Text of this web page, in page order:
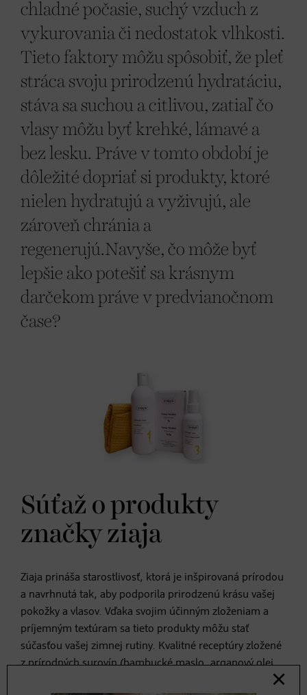
chladné počasie, suchý vzduch z
vykurovania či nedostatok vlhkosti.
Tieto faktory môžu spôsobiť, že pleť
stráca svoju prirodzenú hydratáciu,
stáva sa suchou a citlivou, zatiaľ čo
vlasy môžu byť krehké, lámavé a
bez lesku. Práve v tomto období je
dôležité dopriať si produkty, ktoré
nielen hydratujú a vyživujú, ale
zároveň chránia a
regenerujú.Navyše, čo môže byť
lepšie ako potešiť sa krásnym
darčekom práve v predvianočnom
čase?
Súťaž o produkty
značky ziaja
Ziaja prináša starostlivosť, ktorá je inšpirovaná prírodou
a navrhnutá tak, aby podporila prirodzenú krásu vašej
pokožky a vlasov. Vďaka svojim účinným zloženiam a
príjemným textúram sa tieto produkty môžu stať
súčasťou vašej zimnej rutiny. Kvalitné receptúry zložené
z prírodných surovín (bambucké maslo, arganový olej,